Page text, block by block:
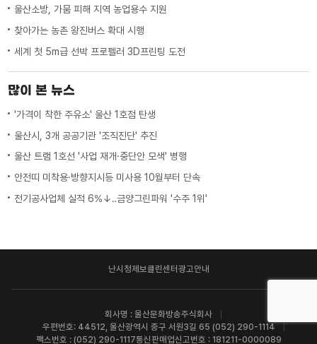
울산소방, 가뭄 피해 지역 농업용수 지원
찾아가는 농촌 왕진버스 확대 시행
세계 첫 5m급 선박 프로펠러 3D프린팅 도전
많이 본 뉴스
'가격이 착한 주유소' 울산 1호점 탄생
울산시, 3개 공공기관 '조직진단' 추진
울산 트램 1호선 '사업 재개·중단안 모색' 병행
안전띠 미착용·방향지시등 미사용 10월부터 단속
전기공사업체 실적 6%↓‥금양그린파워 '수주 1위'
난시청제보클린센터광고안내
회사명 : 울산문화방송주식회사
우편번호: 44512, 울산광역시 중구 서원3길 65 (052) 290-1114
팩스번호 : (052) 290-1117통신판매업신고번호 : 181211-0000089